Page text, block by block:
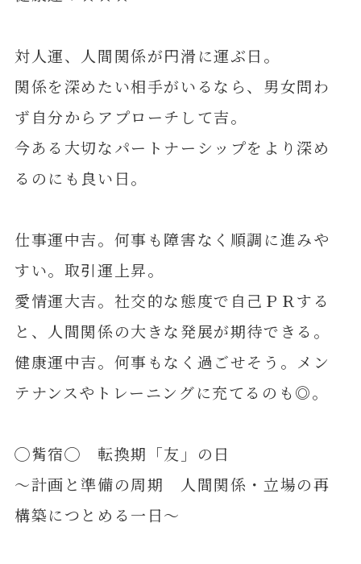
対人運、人間関係が円滑に運ぶ日。
関係を深めたい相手がいるなら、男女問わ
ず自分からアプローチして吉。
今ある大切なパートナーシップをより深め
るのにも良い日。
仕事運中吉。何事も障害なく順調に進みや
すい。取引運上昇。
愛情運大吉。社交的な態度で自己ＰＲする
と、人間関係の大きな発展が期待できる。
健康運中吉。何事もなく過ごせそう。メン
テナンスやトレーニングに充てるのも◎。
◯觜宿◯ 転換期「友」の日
～計画と準備の周期 人間関係・立場の再
構築につとめる一日～